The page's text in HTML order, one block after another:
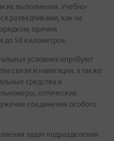
их выполнения. Учебно-
разведчиками, как на
причем
до 50 километров.
условиях опробуют
связи и навигации, а также
средства и
оптические
соединения особого
задач подразделения